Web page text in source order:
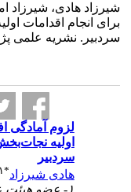
شیرزاد هادی، شیرزاد
برای انجام اقدامات
سردبیر. نشریه علمی
لزوم آمادگی
اولیه
سردبیر
هادی شیرزاد *۱،